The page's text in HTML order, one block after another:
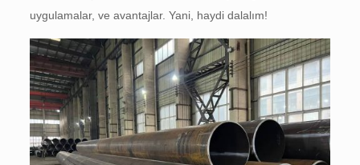
uygulamalar, ve avantajlar. Yani, haydi dalalım!